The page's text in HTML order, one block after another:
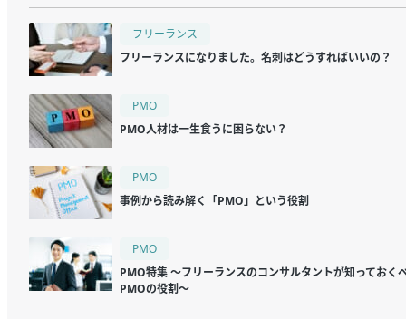
フリーランス
フリーランスになりました。名刺はどうすればいいの？
PMO
PMO人材は一生食うに困らない？
PMO
事例から読み解く「PMO」という役割
PMO
PMO特集 ～フリーランスのコンサルタントが知っておく
PMOの役割～